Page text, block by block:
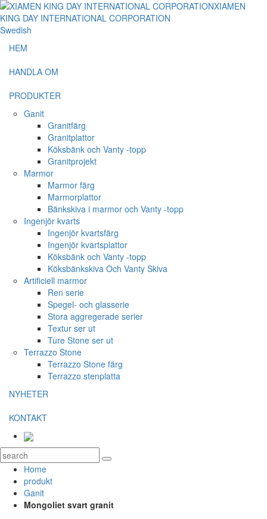
Swedish
HEM
HANDLA OM
PRODUKTER
Ganit
Granitfärg
Granitplattor
Köksbänk och Vanty -topp
Granitprojekt
Marmor
Marmor färg
Marmorplattor
Bänkskiva i marmor och Vanty -topp
Ingenjör kvarts
Ingenjör kvartsfärg
Ingenjör kvartsplattor
Köksbänk och Vanty -topp
Köksbänkskiva Och Vanty Skiva
Artificiell marmor
Ren serie
Spegel- och glasserie
Stora aggregerade serier
Textur ser ut
Ture Stone ser ut
Terrazzo Stone
Terrazzo Stone färg
Terrazzo stenplatta
NYHETER
KONTAKT
Home
produkt
Ganit
Mongoliet svart granit